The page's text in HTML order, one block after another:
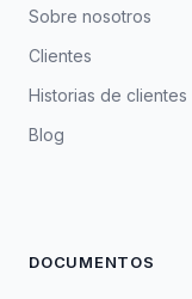
Sobre nosotros
Clientes
Historias de clientes
Blog
DOCUMENTOS